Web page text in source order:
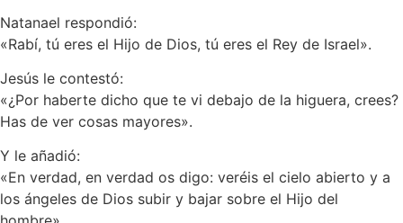
Natanael respondió:
«Rabí, tú eres el Hijo de Dios, tú eres el Rey de Israel».
Jesús le contestó:
«¿Por haberte dicho que te vi debajo de la higuera, crees?
Has de ver cosas mayores».
Y le añadió:
«En verdad, en verdad os digo: veréis el cielo abierto y a
los ángeles de Dios subir y bajar sobre el Hijo del